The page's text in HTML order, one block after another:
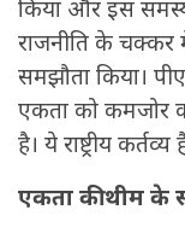
किया और इस
राजनीति के चक्कर
समझौता किया।
एकता को कमजोर
है। ये राष्ट्रीय
एकता की थीम के